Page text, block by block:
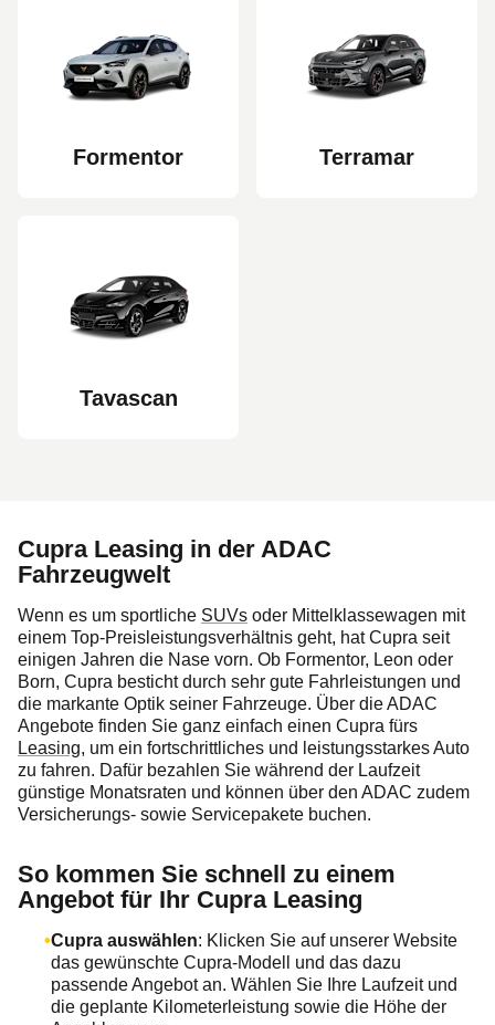
Formentor Terramar
Tavascan
Cupra Leasing in der ADAC
Fahrzeugwelt
Wenn es um sportliche SUVs oder Mittelklassewagen mit
einem Top-Preisleistungsverhältnis geht, hat Cupra seit
einigen Jahren die Nase vorn. Ob Formentor, Leon oder
Born, Cupra besticht durch sehr gute Fahrleistungen und
die markante Optik seiner Fahrzeuge. Über die ADAC
Angebote finden Sie ganz einfach einen Cupra fürs
Leasing, um ein fortschrittliches und leistungsstarkes Auto
zu fahren. Dafür bezahlen Sie während der Laufzeit
günstige Monatsraten und können über den ADAC zudem
Versicherungs- sowie Servicepakete buchen.
So kommen Sie schnell zu einem
Angebot für Ihr Cupra Leasing
Cupra auswählen: Klicken Sie auf unserer Website
das gewünschte Cupra-Modell und das dazu
passende Angebot an. Wählen Sie Ihre Laufzeit und
die geplante Kilometerleistung sowie die Höhe der